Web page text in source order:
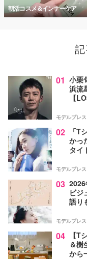
朝活コスメ＆インナーケア
01 小栗
浜流
【
モデルプレス
02
「T
かっ
タイ
モデルプレス
03 2026
ビジ
語り
モデルプレス
04
【Tシャ
＆樹
から